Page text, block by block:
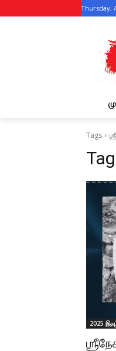
Thursday,
Tags
2025